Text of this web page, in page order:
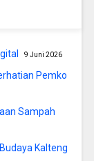
9 Juni 2026
Pemko
Sampah
Kalteng